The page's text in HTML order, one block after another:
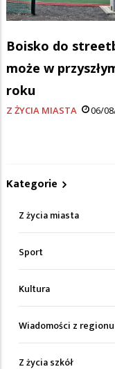
Boisko do
może w
roku
Z ŻYCIA MIASTA 06/
Kategorie
Z życia miasta
Sport
Kultura
Wiadomości z regionu
Z życia szkół